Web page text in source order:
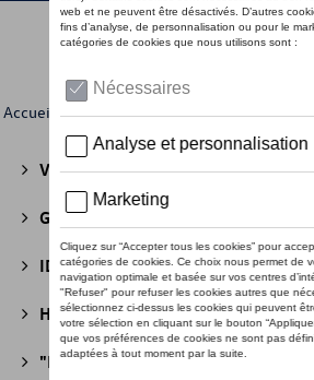
Accueil >Pour vous > Motorsport
Volkswagen Collection(30)
GTI Collection
ID Collection(22)
Héritage Collection(13)
"R" Collection(19)